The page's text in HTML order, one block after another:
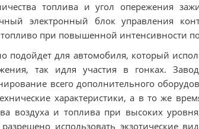
топлива и угол опережения
электронный блок управления
при повышенной интенсивности
подойдет для автомобиля, который
так идля участия в гонках.
всего дополнительного
характеристики, а в то же
воздуха и топлива при высоких
использовать экзотические